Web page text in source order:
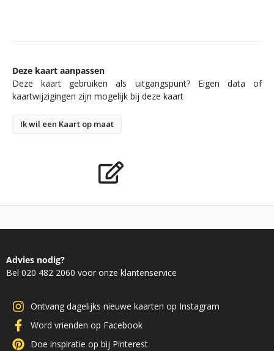
Deze kaart aanpassen
Deze kaart gebruiken als uitgangspunt? Eigen data of
kaartwijzigingen zijn mogelijk bij deze kaart
Ik wil een Kaart op maat
Advies nodig?
Bel 020 482 2060 voor onze klantenservice
Ontvang dagelijks nieuwe kaarten op Instagram
Word vrienden op Facebook
Doe inspiratie op bij Pinterest